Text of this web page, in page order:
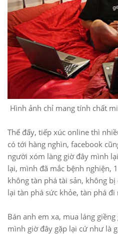
Hình ảnh chỉ mang tính chất
Thế đấy, tiếp xúc online thì
có tới hàng nghìn, facebook
người xóm làng giờ đây mình
lại, mình đã mắc bệnh nghiện,
không tàn phá tài sản, không
lại tàn phá sức khỏe, tàn phá
Bán anh em xa, mua láng
mình giờ đây gặp lại cứ như là